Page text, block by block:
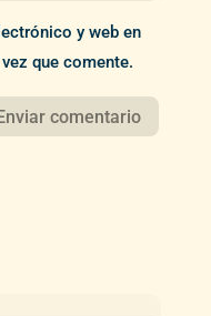
y web en
que comente.